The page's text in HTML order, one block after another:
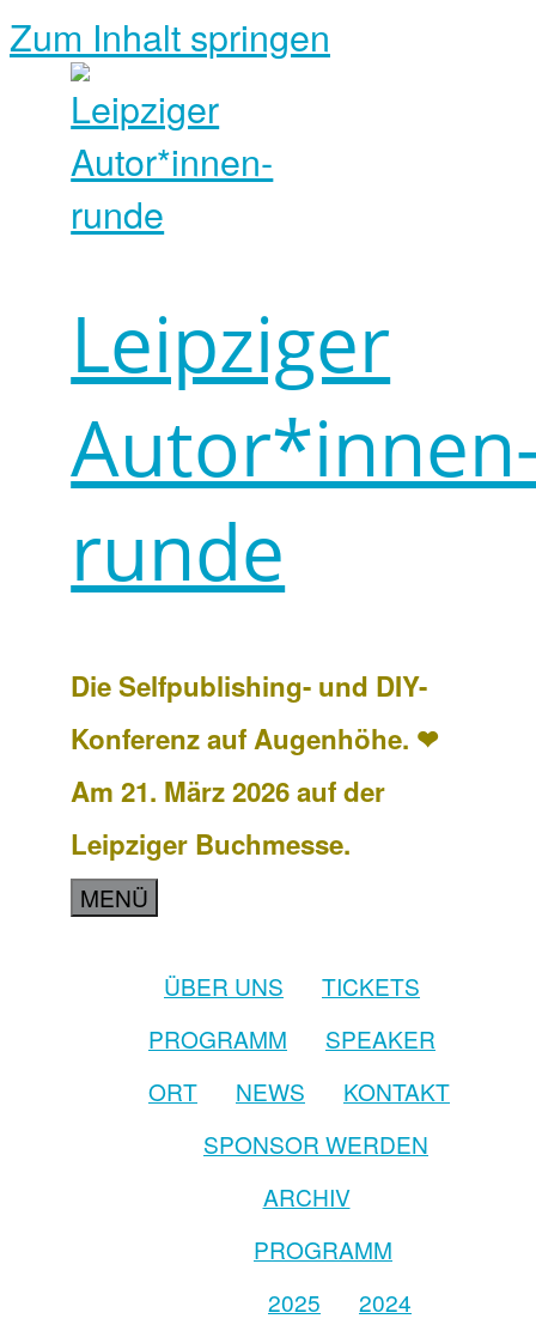
Zum Inhalt springen
Leipziger
runde
Die Selfpublishing- und DIY-
Konferenz auf Augenhöhe. ❤
Am 21. März 2026 auf der
Leipziger Buchmesse.
MENÜ
ÜBER UNS
TICKETS
PROGRAMM
SPEAKER
ORT
NEWS
KONTAKT
SPONSOR WERDEN
ARCHIV
PROGRAMM
2025
2024